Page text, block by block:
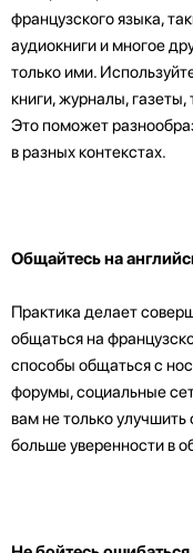
французского языка,
аудиокниги и многое
только ими.
книги, журналы,
Это поможет
в разных контекстах.
Общайтесь на
Практика делает
общаться на
способы общаться с
форумы, социальные
вам не только улучшить
больше уверенности в